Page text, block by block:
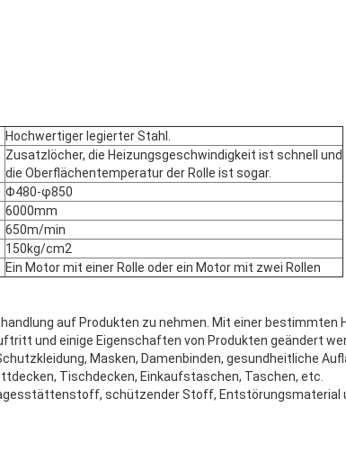
Hochwertiger legierter Stahl.
Zusatzlöcher, die Heizungsgeschwindigkeit ist schnell und
die Oberflächentemperatur der Rolle ist sogar.
Φ480-φ850
6000mm
650m/min
150kg/cm2
Ein Motor mit einer Rolle oder ein Motor mit zwei Rollen
auf Produkten zu nehmen. Mit einer bestimmten
und einige Eigenschaften von Produkten geändert
Masken, Damenbinden, gesundheitliche
Tischdecken, Einkaufstaschen, Taschen, etc.
schützender Stoff, Entstörungsmaterial